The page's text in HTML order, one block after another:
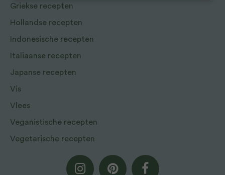
Griekse recepten
Hollandse recepten
Indonesische recepten
Italiaanse recepten
Japanse recepten
Vis
Vlees
Veganistische recepten
Vegetarische recepten